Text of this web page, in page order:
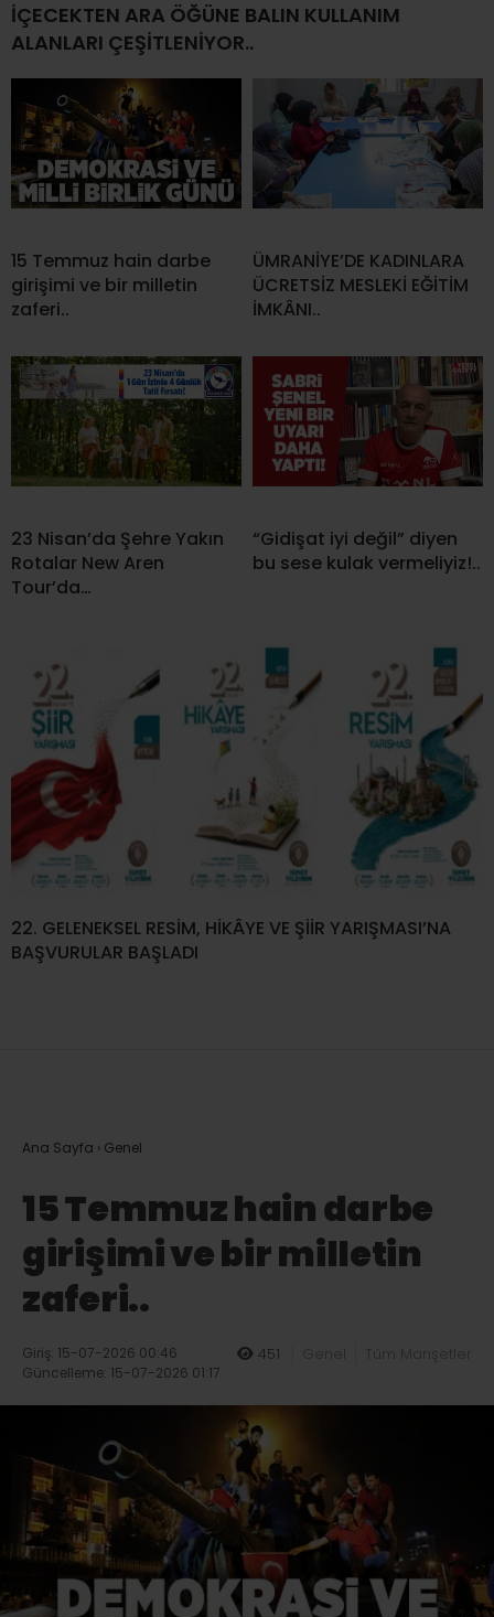
İÇECEKTEN ARA ÖĞÜNE BALIN KULLANIM
ALANLARI ÇEŞİTLENİYOR..
15 Temmuz hain darbe
girişimi ve bir milletin
zaferi..
ÜMRANİYE’DE KADINLARA
ÜCRETSİZ MESLEKİ EĞİTİM
İMKÂNI..
23 Nisan’da Şehre Yakın
Rotalar New Aren
Tour’da…
“Gidişat iyi değil” diyen
bu sese kulak vermeliyiz!..
22. GELENEKSEL RESİM, HİKÂYE VE ŞİİR YARIŞMASI’NA
BAŞVURULAR BAŞLADI
Ana Sayfa › Genel
15 Temmuz hain darbe
girişimi ve bir milletin
zaferi..
Giriş: 15-07-2026 00:46
Güncelleme: 15-07-2026 01:17
451 Tüm Manşetler